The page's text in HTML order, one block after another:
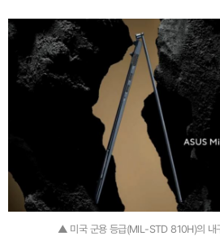
▲ 미국 군용 등급(MIL-STD 810H)의 내